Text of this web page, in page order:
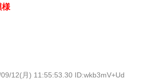
様
12(月) 11:55:53.30 ID:wkb3mV+Ud